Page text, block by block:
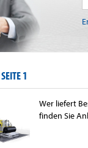
SEITE 1
Wer liefert
finden Sie